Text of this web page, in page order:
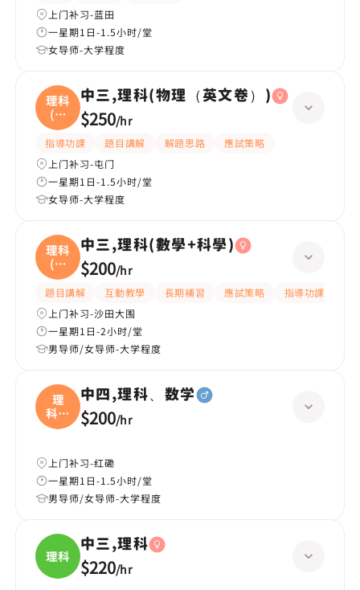
上门补习-蓝田
一星期1日-1.5小时/堂
女导师-大学程度
理科
(物
理
中三,理科(物理（英文卷）)
$250/hr
指導功課 題目講解 解題思路
應試策略
上门补习-屯门
一星期1日-1.5小时/堂
女导师-大学程度
理科
(數
學
中三,理科(數學+科學)
$200/hr
題目講解 互動教學 長期補習 應試策略 指導功課
上门补习-沙田大围
一星期1日-2小时/堂
男导师/女导师-大学程度
理
科、
数学
中四,理科、数学
$200/hr
上门补习-红磡
一星期1日-1.5小时/堂
男导师/女导师-大学程度
理科
中三,理科
$220/hr